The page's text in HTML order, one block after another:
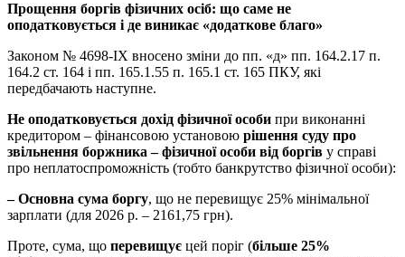
Прощення боргів фізичних осіб: що саме не
оподатковується і де виникає «додаткове благо»
Законом № 4698-IX вносено зміни до пп. «д» пп. 164.2.17 п.
164.2 ст. 164 і пп. 165.1.55 п. 165.1 ст. 165 ПКУ, які
передбачають наступне.
Не оподатковується дохід фізичної особи при виконанні
кредитором – фінансовою установою рішення суду про
звільнення боржника – фізичної особи від боргів у справі
про неплатоспроможність (тобто банкрутство фізичної особи):
– Основна сума боргу, що не перевищує 25% мінімальної
зарплати (для 2026 р. – 2161,75 грн).
Проте, сума, що перевищує цей поріг (більше 25%